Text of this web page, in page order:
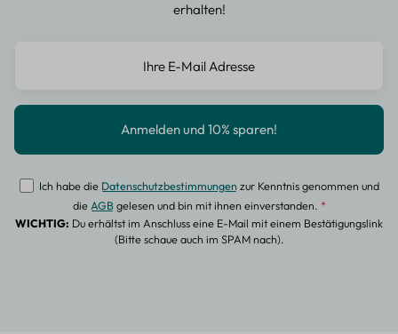
erhalten!
Ich habe die Datenschutzbestimmungenzur Kenntnis genommen und
dieAGBgelesen und bin mit ihnen einverstanden. *
WICHTIG: Du erhältst im Anschluss eine E-Mail mit einem Bestätigungslink
(Bitte schaue auch im SPAM nach).